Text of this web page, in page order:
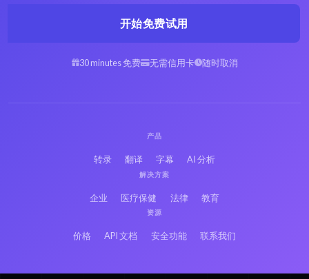
阿拉伯语 MPA 转文本 西班牙语 MPA 转文本
日语 MPA 转文本 印地语 MPA 转文本
开始免费试用
30 minutes 免费 无需信用卡 随时取消
产品
转录 翻译 字幕 AI 分析
解决方案
企业 医疗保健 法律 教育
资源
价格 API 文档 安全功能 联系我们